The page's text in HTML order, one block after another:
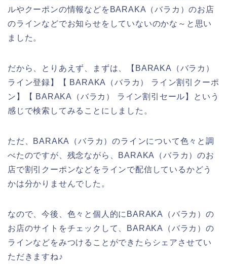
ルやクーポンの情報などをBARAKA（バラカ）のお店
のラインなどでお知らせをしていないのかな～と思い
ました。
だから、とりあえず、まずは、【BARAKA（バラカ）
ライン登録】【 BARAKA（バラカ） ライン割引クーポ
ン】【 BARAKA（バラカ） ライン割引セール】という
感じで検索してみることにしました。
ただ、BARAKA（バラカ）のラインについて色々と調
べたのですが、残念ながら、BARAKA（バラカ）のお
店で割引クーポンなどをラインで配信しているかどう
かは分かりませんでした。
なので、今後、色々と個人的にBARAKA（バラカ）の
お店のサイトをチェックして、BARAKA（バラカ）の
ラインなどをみつけることができたらシェアさせてい
ただきますね♪